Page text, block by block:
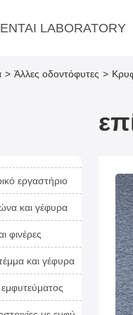
LABORATORY
> Άλλες οδοντόφυτες >
εργαστήριο
και γέφυρα
φινέρες
και γέφυρα